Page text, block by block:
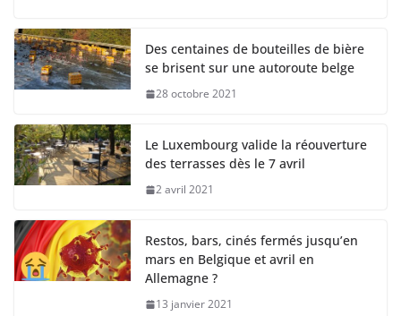
Des centaines de bouteilles de bière
se brisent sur une autoroute belge
28 octobre 2021
Le Luxembourg valide la réouverture
des terrasses dès le 7 avril
2 avril 2021
Restos, bars, cinés fermés jusqu’en
mars en Belgique et avril en
Allemagne ?
13 janvier 2021